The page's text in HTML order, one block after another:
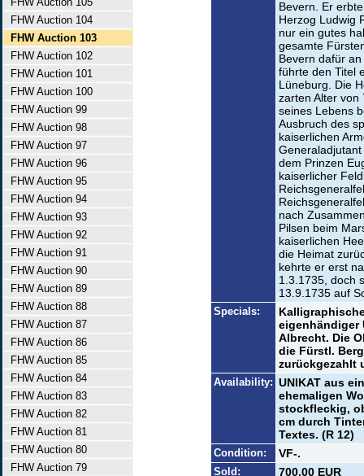
FHW Auction 104
FHW Auction 103
FHW Auction 102
FHW Auction 101
FHW Auction 100
FHW Auction 99
FHW Auction 98
FHW Auction 97
FHW Auction 96
FHW Auction 95
FHW Auction 94
FHW Auction 93
FHW Auction 92
FHW Auction 91
FHW Auction 90
FHW Auction 89
FHW Auction 88
FHW Auction 87
FHW Auction 86
FHW Auction 85
FHW Auction 84
FHW Auction 83
FHW Auction 82
FHW Auction 81
FHW Auction 80
FHW Auction 79
Bevern. Er
Herzog Ludwig
nur ein gutes
gesamte
Bevern dafür
führte den Titel
Lüneburg. Die
zarten Alter von
seines Lebens
Ausbruch des
kaiserlichen
dem Prinzen
kaiserlicher
nach
Pilsen beim
kaiserlichen
die Heimat
kehrte er erst
1.3.1735, doch
13.9.1735 auf
Specials:
eigenhändiger
Albrecht. Die
die Fürstl.
zurückgezahlt
Availability: UNIKAT aus
ehemaligen
stockfleckig,
cm durch
Textes. (R 12)
Condition: VF-.
Sold: 700,00 EUR